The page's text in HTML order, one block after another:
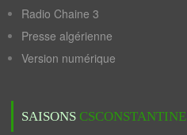
Radio Chaine 3
Presse algérienne
Version numérique
SAISONS CSCONSTANTINE